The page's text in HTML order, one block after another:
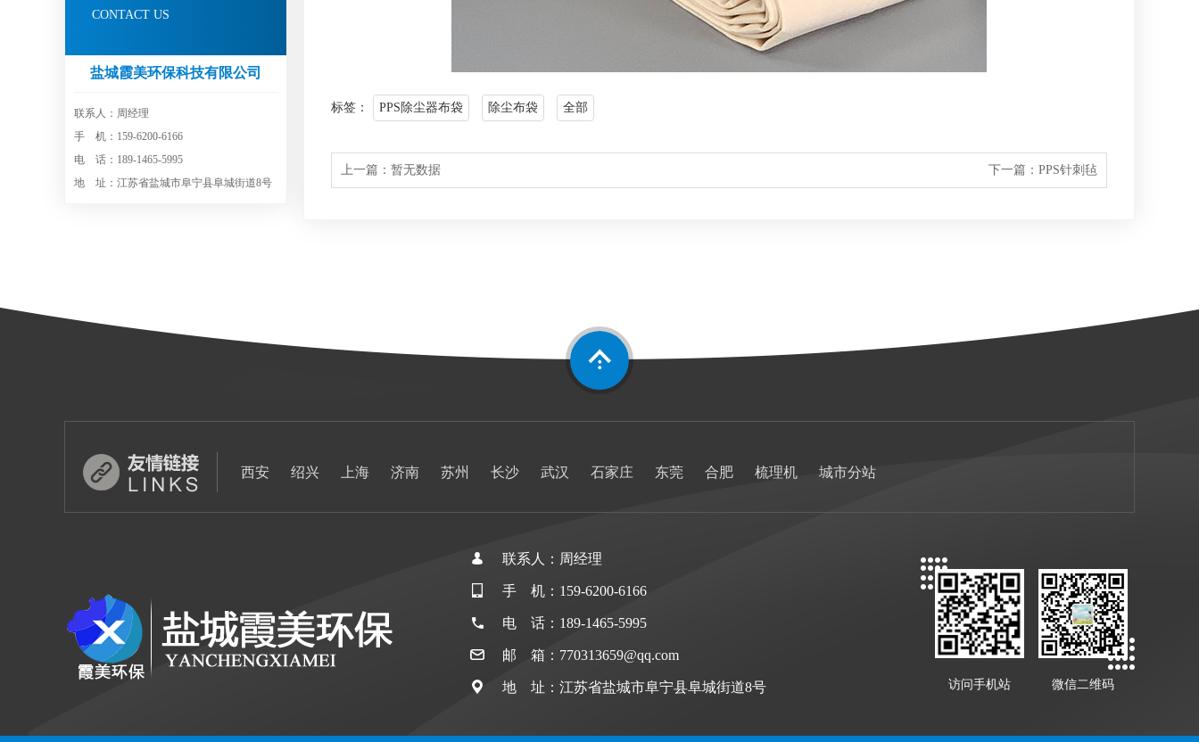
CONTACT US
盐城霞美环保科技有限公司
联系人：周经理
手 机：159-6200-6166
电 话：189-1465-5995
地 址：江苏省盐城市阜宁县阜城街道8号
标签： PPS除尘器布袋 除尘布袋 全部
上一篇： 暂无数据 下一篇： PPS针刺毡
西安 绍兴 上海 济南 苏州 长沙 武汉 石家庄 东莞 合肥 梳理机 城市分站
联系人：周经理
手 机：159-6200-6166
电 话：189-1465-5995
邮 箱：770313659@qq.com
地 址：江苏省盐城市阜宁县阜城街道8号 访问手机站 微信二维码